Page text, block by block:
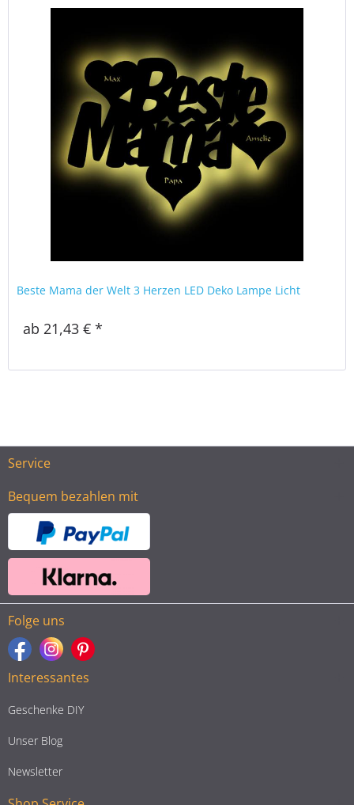
Beste Mama der Welt 3 Herzen LED Deko Lampe Licht
ab 21,43 € *
Service
Bequem bezahlen mit
Folge uns
Interessantes
Geschenke DIY
Unser Blog
Newsletter